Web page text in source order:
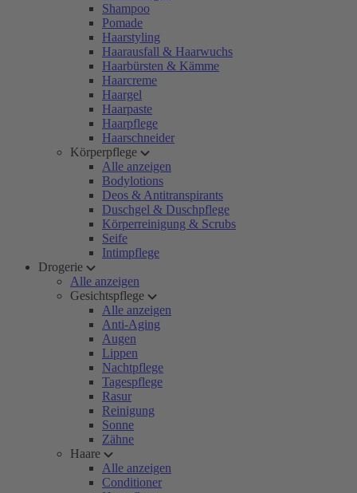
Shampoo
Pomade
Haarstyling
Haarausfall & Haarwuchs
Haarbürsten & Kämme
Haarcreme
Haargel
Haarpaste
Haarpflege
Haarschneider
Körperpflege
Alle anzeigen
Bodylotions
Deos & Antitranspirants
Duschgel & Duschpflege
Körperreinigung & Scrubs
Seife
Intimpflege
Drogerie
Alle anzeigen
Gesichtspflege
Alle anzeigen
Anti-Aging
Augen
Lippen
Nachtpflege
Tagespflege
Rasur
Reinigung
Sonne
Zähne
Haare
Alle anzeigen
Conditioner